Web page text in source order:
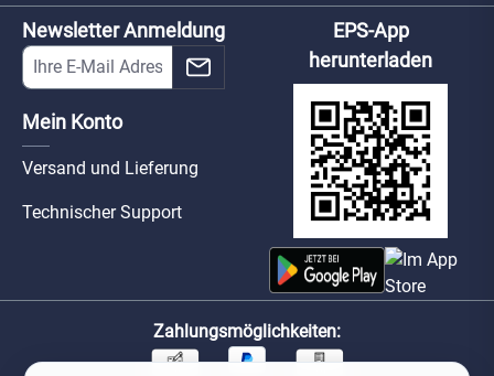
Newsletter Anmeldung
Mein Konto
Versand und Lieferung
Technischer Support
EPS-App
herunterladen
Zahlungsmöglichkeiten: